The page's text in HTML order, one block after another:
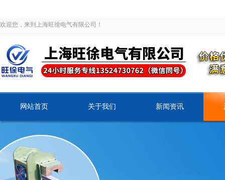
欢迎您，来到上海旺徐电气有限公司！
网站首页 关于我们 新闻资讯